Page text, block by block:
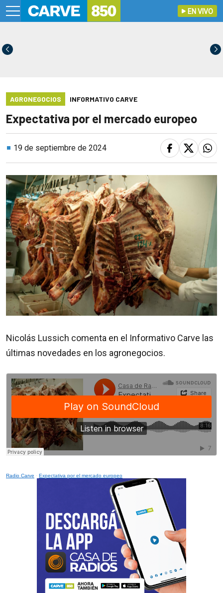
EN VIVO
AGRONEGOCIOS INFORMATIVO CARVE
Expectativa por el mercado europeo
19 de septiembre de 2024
Nicolás Lussich comenta en el Informativo Carve las
últimas novedades en los agronegocios.
Radio Carve · Expectativa por el mercado europeo